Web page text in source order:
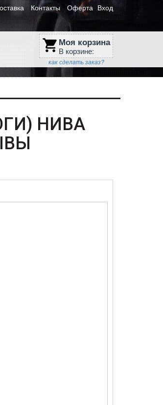
Контакты Оферта Вход
shopping_cart Моя корзина
В корзине:
как сделать заказ?
НИВА